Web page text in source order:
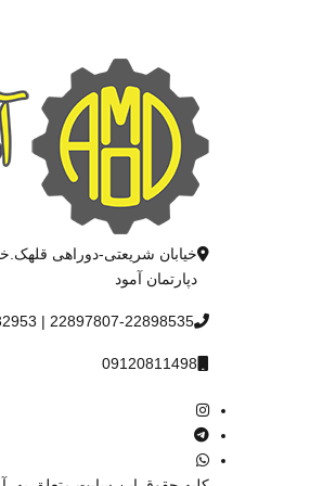
دپارتمان آمود
22897807-22898535 | 02132953
09120811498